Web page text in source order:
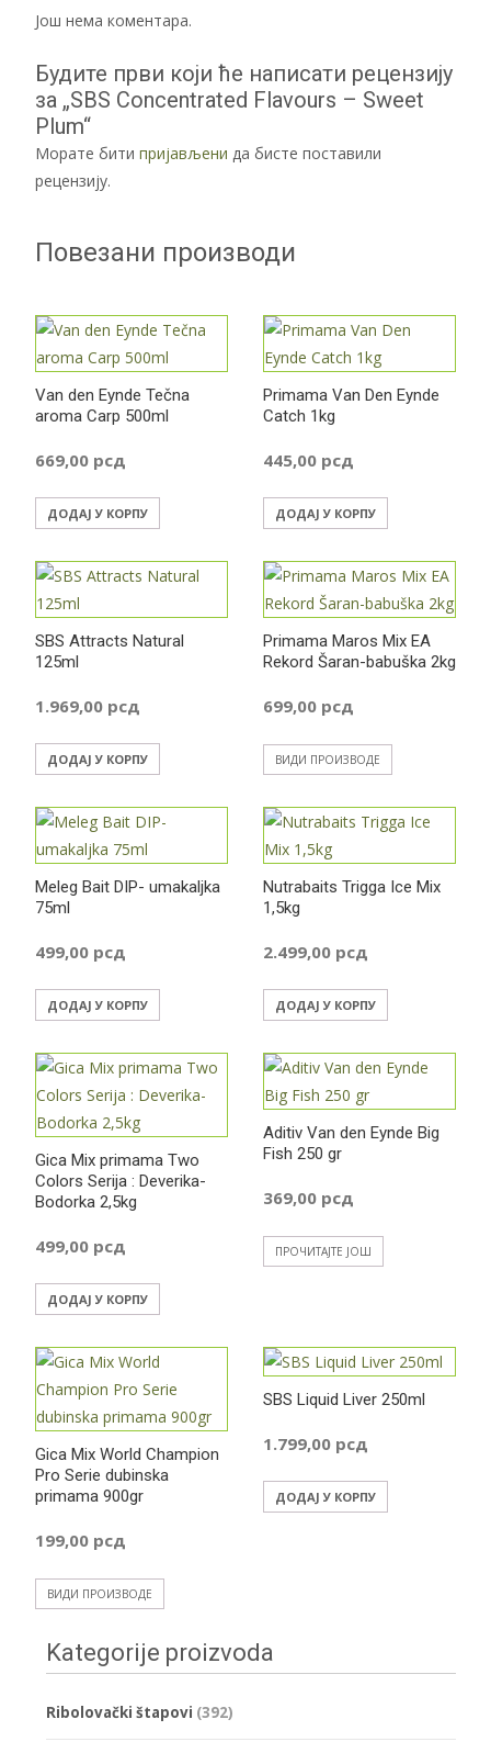
Још нема коментара.
Будите први који ће написати рецензију
за „SBS Concentrated Flavours – Sweet
Plum“
Морате бити пријављени да бисте поставили
рецензију.
Повезани производи
Van den Eynde Tečna
aroma Carp 500ml
669,00 рсд
ДОДАЈ У КОРПУ
Primama Van Den Eynde
Catch 1kg
445,00 рсд
ДОДАЈ У КОРПУ
SBS Attracts Natural
125ml
1.969,00 рсд
ДОДАЈ У КОРПУ
Primama Maros Mix EA
Rekord Šaran-babuška 2kg
699,00 рсд
ВИДИ ПРОИЗВОДЕ
Meleg Bait DIP- umakaljka
75ml
499,00 рсд
ДОДАЈ У КОРПУ
Nutrabaits Trigga Ice Mix
1,5kg
2.499,00 рсд
ДОДАЈ У КОРПУ
Gica Mix primama Two
Colors Serija : Deverika-
Bodorka 2,5kg
499,00 рсд
ДОДАЈ У КОРПУ
Aditiv Van den Eynde Big
Fish 250 gr
369,00 рсд
ПРОЧИТАЈТЕ ЈОШ
Gica Mix World Champion
Pro Serie dubinska
primama 900gr
199,00 рсд
ВИДИ ПРОИЗВОДЕ
SBS Liquid Liver 250ml
1.799,00 рсд
ДОДАЈ У КОРПУ
Kategorije proizvoda
Ribolovački štapovi (392)